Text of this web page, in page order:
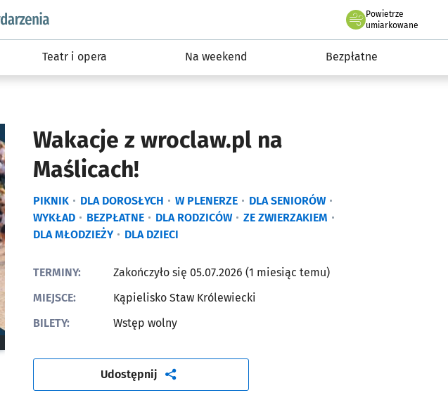
podserwis: Wydarzenia
Powietrze
we Wrocławiu
umiarkowane
Teatr i opera Na weekend Bezpłatne
Wakacje z wroclaw.pl na
Maślicach!
PIKNIK DLA DOROSŁYCH W PLENERZE
DLA SENIORÓW
WYKŁAD
BEZPŁATNE DLA RODZICÓW
ZE ZWIERZAKIEM
DLA MŁODZIEŻY
DLA DZIECI
TERMINY:
Zakończyło się 05.07.2026 (1 miesiąc temu)
MIEJSCE:
Kąpielisko Staw Królewiecki
BILETY:
Wstęp wolny
Udostępnijartykuł